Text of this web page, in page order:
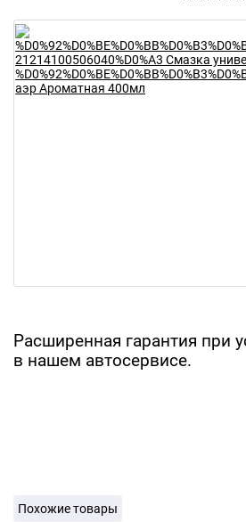
Расширенная гарантия при
в нашем автосервисе.
Похожие товары